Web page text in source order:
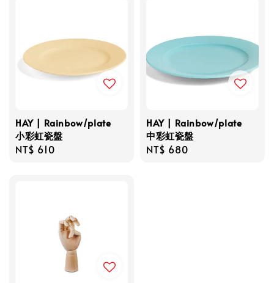
HAY | Rainbow/plate
小彩虹瓷盤
Regular
NT$ 610
HAY | Rainbow/plate
中彩虹瓷盤
Regular
NT$ 680